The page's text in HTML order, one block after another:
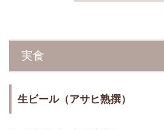
実食
生ビール（アサヒ熟撰）